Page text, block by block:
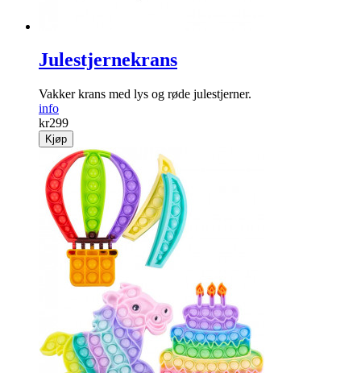
Julestjernekrans
Vakker krans med lys og røde jule­stjerner.
kr299
Kjøp